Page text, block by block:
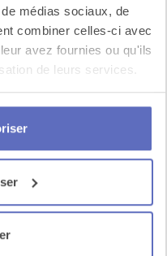
médias sociaux, de
combiner celles-ci avec
avez fournies ou qu'ils
de leurs services.
vos événements
sur la
l’enthousiasme,